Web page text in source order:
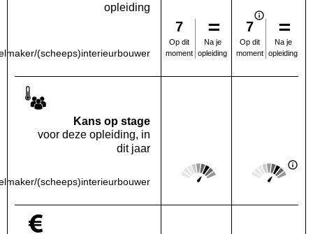
opleiding
(scheeps)interieurbouwer
7
Op dit
moment
Na je
opleiding
7
Op dit
moment
Na je
opleiding
Kans op stage
voor deze opleiding, in
dit jaar
(scheeps)interieurbouwer Deze regio:
Score: 4 van 5
Landelijk
Score: 4 van